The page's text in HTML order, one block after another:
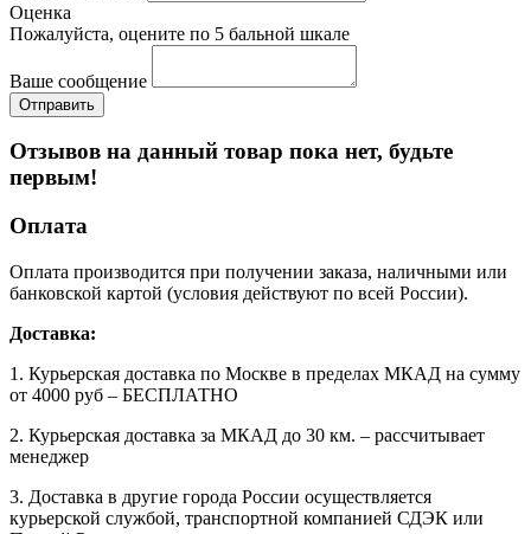
Оценка
Пожалуйста, оцените по 5 бальной шкале
Ваше сообщение
Отзывов на данный товар пока нет, будьте
первым!
Оплата
Оплата производится при получении заказа, наличными или
банковской картой (условия действуют по всей России).
Доставка:
1. Курьерская доставка по Москве в пределах МКАД на сумму
от 4000 руб – БЕСПЛАТНО
2. Курьерская доставка за МКАД до 30 км. – рассчитывает
менеджер
3. Доставка в другие города России осуществляется
курьерской службой, транспортной компанией СДЭК или